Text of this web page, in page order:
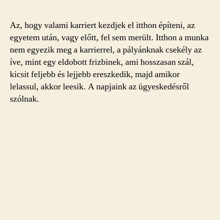
Az, hogy valami karriert kezdjek el itthon építeni, az
egyetem után, vagy előtt, fel sem merült. Itthon a munka
nem egyezik meg a karrierrel, a pályánknak csekély az
íve, mint egy eldobott frizbinek, ami hosszasan szál,
kicsit feljebb és lejjebb ereszkedik, majd amikor
lelassul, akkor leesik. A napjaink az ügyeskedésről
szólnak.